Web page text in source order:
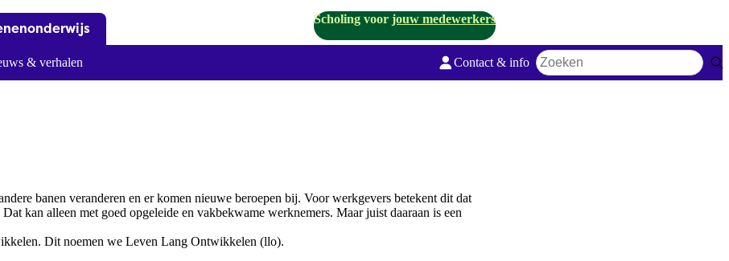
Scholing voor jouw medewerkers
& verhalen Contact & info Zoekwoord
banen veranderen en er komen nieuwe beroepen bij. Voor werkgevers betekent dit dat
kan alleen met goed opgeleide en vakbekwame werknemers. Maar juist daaraan is een
Dit noemen we Leven Lang Ontwikkelen (llo).